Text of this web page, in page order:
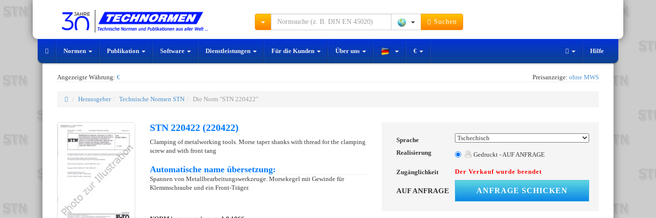
Suchen
Normen Publikation Software Dienstleistungen Für die Kunden Über uns € Hilfe
Angezeigte Währung: € Preisanzeige: ohne MWS
Herausgeber Technische Normen STN Die Norm "STN 220422"
STN 220422 (220422)
Clamping of metalworking tools. Morse taper shanks with thread for the clamping
screw and with front tang
Automatische name übersetzung:
Spannen von Metallbearbeitungswerkzeuge. Morsekegel mit Gewinde für
Klemmschraube und ein Front-Träger.
Sprache
Realisierung
Gedruckt - AUF ANFRAGE
Zugänglichkeit Der Verkauf wurde beendet
AUF ANFRAGE ANFRAGE SCHICKEN